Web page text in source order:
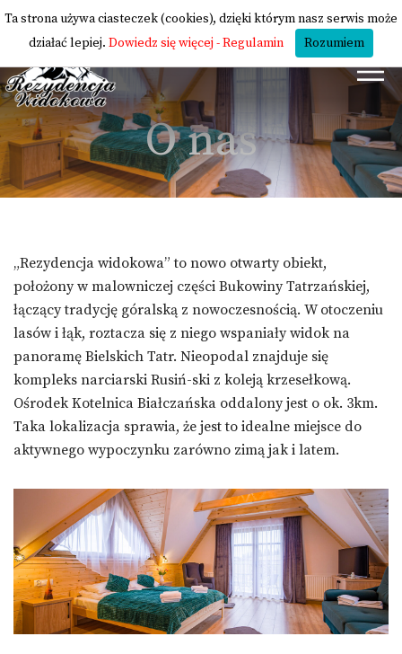
O nas
„Rezydencja widokowa” to nowo otwarty obiekt,
położony w malowniczej części Bukowiny Tatrzańskiej,
łączący tradycję góralską z nowoczesnością. W otoczeniu
lasów i łąk, roztacza się z niego wspaniały widok na
panoramę Bielskich Tatr. Nieopodal znajduje się
kompleks narciarski Rusiń-ski z koleją krzesełkową.
Ośrodek Kotelnica Białczańska oddalony jest o ok. 3km.
Taka lokalizacja sprawia, że jest to idealne miejsce do
aktywnego wypoczynku zarówno zimą jak i latem.
Ta strona używa ciasteczek (cookies), dzięki którym nasz serwis może
działać lepiej. Dowiedz się więcej - Regulamin Rozumiem